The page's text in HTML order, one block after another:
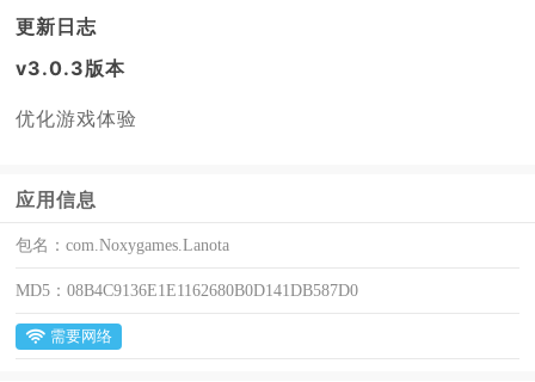
更新日志
v3.0.3版本
优化游戏体验
应用信息
包名：com.Noxygames.Lanota
MD5：08B4C9136E1E1162680B0D141DB587D0
需要网络